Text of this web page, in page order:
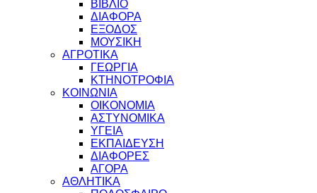
ΒΙΒΛΙΟ
ΔΙΑΦΟΡΑ
ΕΞΟΔΟΣ
ΜΟΥΣΙΚΗ
ΑΓΡΟΤΙΚΑ
ΓΕΩΡΓΙΑ
ΚΤΗΝΟΤΡΟΦΙΑ
ΚΟΙΝΩΝΙΑ
ΟΙΚΟΝΟΜΙΑ
ΑΣΤΥΝΟΜΙΚΑ
ΥΓΕΙΑ
ΕΚΠΑΙΔΕΥΣΗ
ΔΙΑΦΟΡΕΣ
ΑΓΟΡΑ
ΑΘΛΗΤΙΚΑ